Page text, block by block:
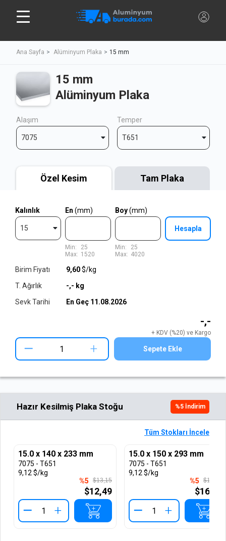
Ana Sayfa Alüminyum Plaka 15 mm
15 mm
Alüminyum Plaka
Alaşım
7075
Temper
T651
Özel Kesim Tam Plaka
Kalınlık
15
En (mm)
Min:
Max:
25
1520
Boy(mm)
Min:
Max:
25
4020
Hesapla
-,-
+ KDV (%20) ve Kargo
Birim Fiyatı
T. Ağırlık
Sevk Tarihi
9,60$/kg
-,- kg
En Geç 11.08.2026
+ Sepete Ekle
Hazır Kesilmiş Plaka Stoğu %5İndirim
Tüm Stokları İncele
15.0 x 140 x 233 mm
7075 - T651
9,12 $/kg
%5
$13,15
$12,49
+
15.0 x 150 x 293 mm
7075 - T651
9,12 $/kg
%5
$17,76
$16,87
+